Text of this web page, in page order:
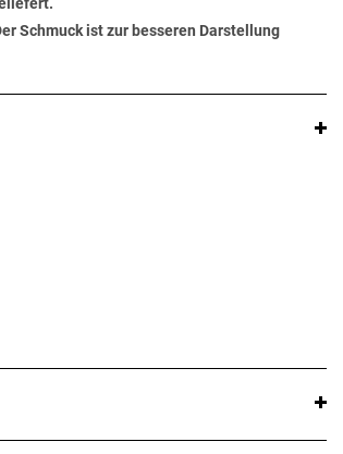
Schmuck ist zur besseren Darstellung